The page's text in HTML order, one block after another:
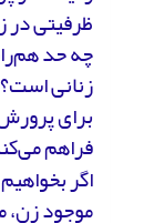
ظرفیتی
چه حد
زنانی
برای
فراهم
اگر
موجود زن،